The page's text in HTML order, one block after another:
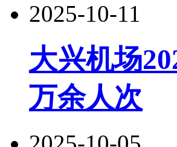
2025-10-11
大兴机场
万余人次